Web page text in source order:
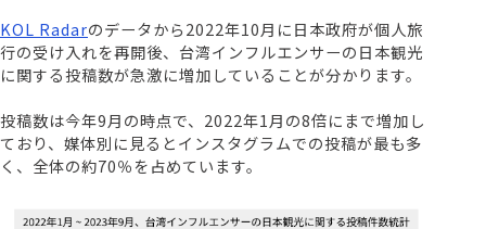
KOL Radarのデータから2022年10月に日本政府が個人旅
行の受け入れを再開後、台湾インフルエンサーの日本観光
に関する投稿数が急激に増加していることが分かります。
投稿数は今年9月の時点で、2022年1月の8倍にまで増加し
ており、媒体別に見るとインスタグラムでの投稿が最も多
く、全体の約70％を占めています。